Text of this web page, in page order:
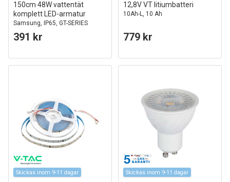
150cm 48W vattentät
komplett LED-armatur
Samsung, IP65, GT-SERIES
391 kr
12,8V VT litiumbatteri
10Ah-L, 10 Ah
779 kr
Skickas inom 9-11 dagar Skickas inom 9-11 dagar